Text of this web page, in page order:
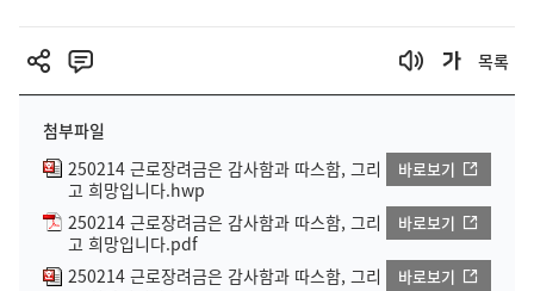
목록
첨부파일
250214 근로장려금은 감사함과 따스함, 그리
고 희망입니다.hwp
바로보기
250214 근로장려금은 감사함과 따스함, 그리
고 희망입니다.pdf
바로보기
250214 근로장려금은 감사함과 따스함, 그리
바로보기